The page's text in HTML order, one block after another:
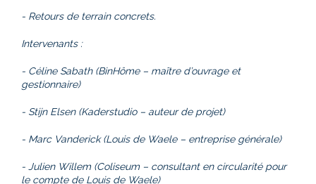
- Retours de terrain concrets.
Intervenants :
- Céline Sabath (BinHôme – maître d’ouvrage et
gestionnaire)
- Stijn Elsen (Kaderstudio – auteur de projet)
- Marc Vanderick (Louis de Waele – entreprise générale)
- Julien Willem (Coliseum – consultant en circularité pour
le compte de Louis de Waele)